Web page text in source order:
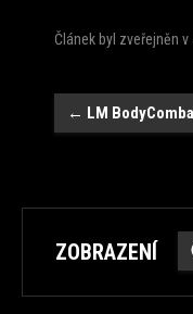
Článek byl zveřejněn v
Navigace
← LM
ZOBRAZENÍ